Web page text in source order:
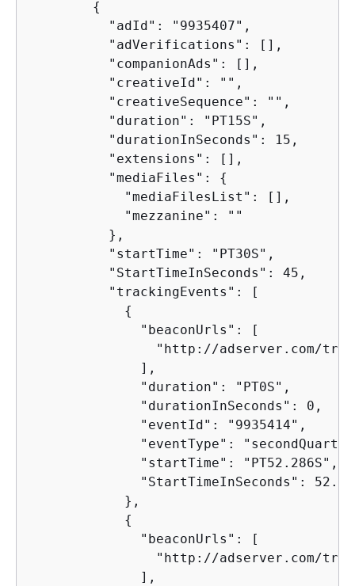
{
          "adId": "9935407",
          "adVerifications": [],
          "companionAds": [],
          "creativeId": "",
          "creativeSequence": "",
          "duration": "PT15S",
          "durationInSeconds": 15,
          "extensions": [],
          "mediaFiles":
{
            "mediaFilesList": [],
            "mezzanine": ""
          },
          "startTime": "PT30S",
          "StartTimeInSeconds": 45,
          "trackingEvents": [
{
              "beaconUrls": [
"http://adserver.com/
              ],
              "duration": "PT0S",
              "durationInSeconds": 0,
              "eventId": "9935414",
"eventType":
              "startTime": "PT52.286S",
"StartTimeInSeconds":
            },
{
              "beaconUrls": [
"http://adserver.com/
              ],